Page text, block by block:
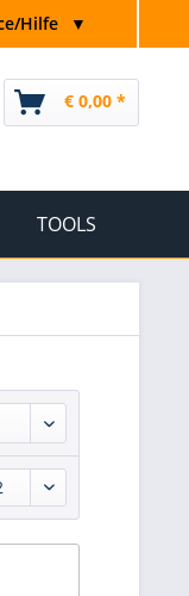
Hilfe ▼
€ 0,00 *
TOOLS